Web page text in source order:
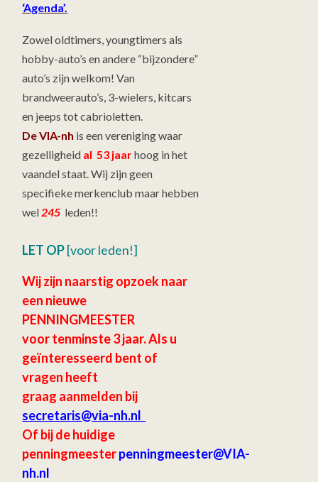
‘Agenda’.
Zowel oldtimers, youngtimers als
hobby-auto’s en andere “bijzondere”
auto’s zijn welkom! Van
brandweerauto’s, 3-wielers, kitcars
en jeeps tot cabrioletten.
De VIA-nh is een vereniging waar
gezelligheid al 53 jaarhoog in het
vaandel staat. Wij zijn geen
specifieke merkenclub maar hebben
wel245 leden!!
LET OP[voor leden!]
Wij zijn naarstig opzoek naar
een nieuwe
PENNINGMEESTER
voor tenminste 3 jaar.Als u
geïnteresseerd bent of
vragen heeft
graag aanmelden bij
secretaris@via-nh.nl
Of bij de huidige
penningmeesterpenningmeester@VIA-
nh.nl